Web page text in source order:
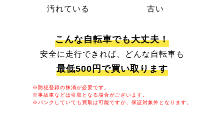
汚れている 古い
こんな自転車でも大丈夫！
安全に走行できれば、どんな自転車も
最低500円で買い取ります
※防犯登録の抹消が必要です。
※事故車などは引取となる場合がございます。
※パンクしていても買取は可能ですが、保証対象外となります。